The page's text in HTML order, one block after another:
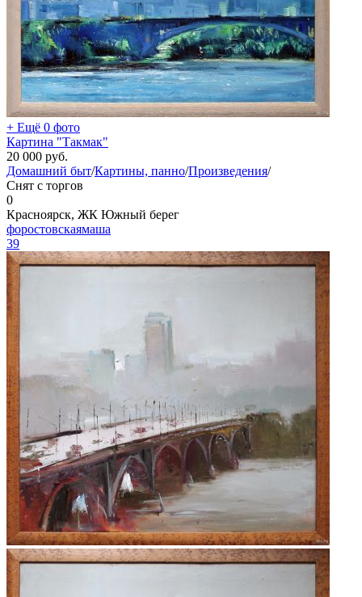
+ Ещё 0 фото
Картина "Такмак"
20 000 руб.
Домашний быт/Картины, панно/Произведения/
Снят с торгов
0
Красноярск, ЖК Южный берег
форостовскаямаша
39